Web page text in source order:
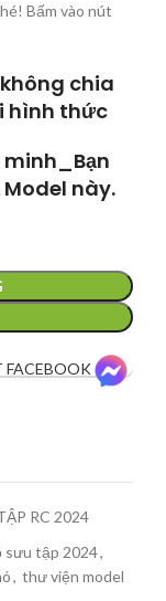
Bấm vào nút
chia
hình thức
này.
FACEBOOK
RC 2024
sưu tập 2024,
, thư viện model